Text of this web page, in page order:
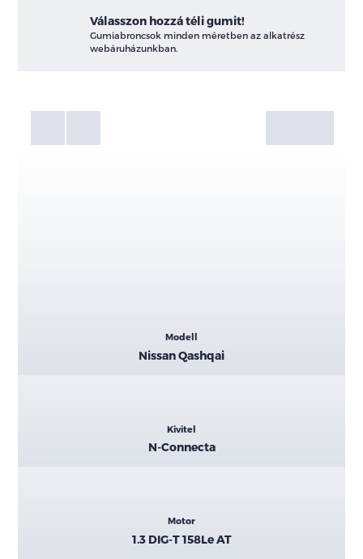
Válasszon hozzá téli gumit!
Gumiabroncsok minden méretben az alkatrész
webáruházunkban.
Galéria
Modell
Nissan Qashqai
Kivitel
N-Connecta
Motor
1.3 DIG-T 158Le AT